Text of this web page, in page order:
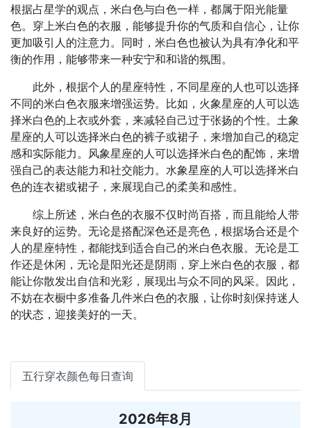
根据占星学的观点，米白色与白色一样，都属于阳光能量
色。穿上米白色的衣服，能够提升你的气质和自信心，让你
更加吸引人的注意力。同时，米白色也被认为具有净化和平
衡的作用，能够带来一种安宁和和谐的氛围。
此外，根据个人的星座特性，不同星座的人也可以选择
不同的米白色衣服来增强运势。比如，火象星座的人可以选
择米白色的上衣或外套，来减轻自己过于张扬的个性。土象
星座的人可以选择米白色的裤子或裙子，来增加自己的稳定
感和实际能力。风象星座的人可以选择米白色的配饰，来增
强自己的表达能力和社交能力。水象星座的人可以选择米白
色的连衣裙或裙子，来展现自己的柔美和感性。
综上所述，米白色的衣服不仅时尚百搭，而且能给人带
来良好的运势。无论是搭配深色还是亮色，根据场合还是个
人的星座特性，都能找到适合自己的米白色衣服。无论是工
作还是休闲，无论是阳光还是阴雨，穿上米白色的衣服，都
能让你散发出自信和光彩，展现出与众不同的风采。因此，
不妨在衣橱中多准备几件米白色的衣服，让你时刻保持迷人
的状态，迎接美好的一天。
五行穿衣颜色每日查询
2026年8月